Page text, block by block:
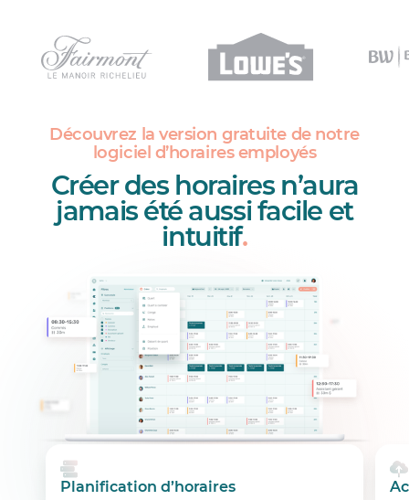
Découvrez la version gratuite de notre
logiciel d’horaires employés
Créer des horaires n’aura
jamais été aussi facile et
intuitif.
Planification d’horaires